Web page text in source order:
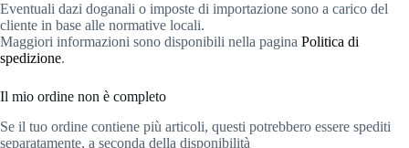
Eventuali dazi doganali o imposte di importazione sono a carico del
cliente in base alle normative locali.
Maggiori informazioni sono disponibili nella pagina Politica di
spedizione.
Il mio ordine non è completo
Se il tuo ordine contiene più articoli, questi potrebbero essere spediti
separatamente, a seconda della disponibilità